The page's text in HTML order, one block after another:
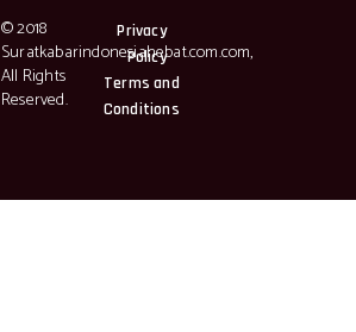
© 2018
Suratkabarindonesiahebat.com.com,
All Rights
Reserved.
Privacy
Policy
Terms and
Conditions